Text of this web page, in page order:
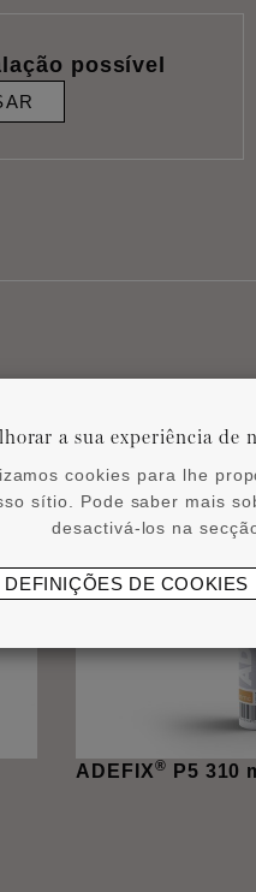
possível
ADEFIX® P5 310
a sua experiência de
cookies para lhe
sítio. Pode saber mais
desactivá-los na
DEFINIÇÕES DE COOKIES